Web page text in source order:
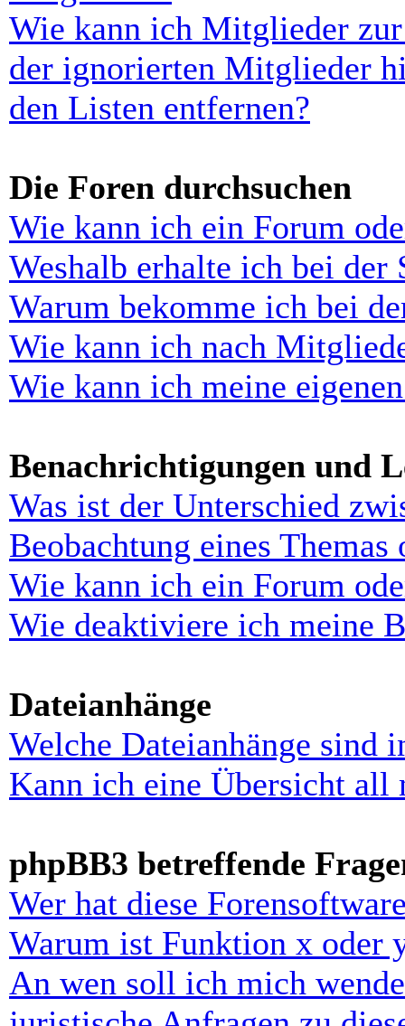
Wie kann ich Mitglieder
der ignorierten Mitglieder
den Listen entfernen?
Die Foren durchsuchen
Wie kann ich ein Forum
Weshalb erhalte ich bei der
Warum bekomme ich bei
Wie kann ich nach
Wie kann ich meine
Benachrichtigungen und
Was ist der Unterschied
Beobachtung eines Themas
Wie kann ich ein Forum
Wie deaktiviere ich meine
Dateianhänge
Welche Dateianhänge sind
Kann ich eine Übersicht all
phpBB3 betreffende
Wer hat diese
Warum ist Funktion x oder
An wen soll ich mich